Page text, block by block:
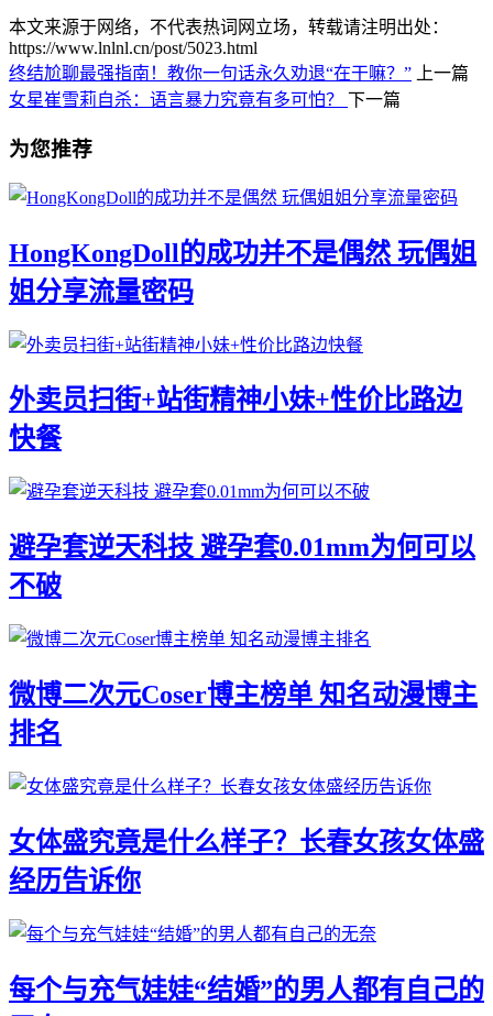
本文来源于网络，不代表热词网立场，转载请注明出处：
https://www.lnlnl.cn/post/5023.html
终结尬聊最强指南！教你一句话永久劝退“在干嘛？”
上一篇
女星崔雪莉自杀：语言暴力究竟有多可怕？ 下一篇
为您推荐
HongKongDoll的成功并不是偶然 玩偶姐
姐分享流量密码
外卖员扫街+站街精神小妹+性价比路边
快餐
避孕套逆天科技 避孕套0.01mm为何可以
不破
微博二次元Coser博主榜单 知名动漫博主
排名
女体盛究竟是什么样子？长春女孩女体盛
经历告诉你
每个与充气娃娃“结婚”的男人都有自己的